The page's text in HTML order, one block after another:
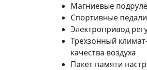
Магниевые
Спортивные
Электропривод
Трехзонный
качества воздуха
Пакет памяти